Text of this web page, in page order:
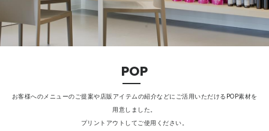
POP
お客様へのメニューのご提案や店販アイテムの紹介などにご活用いただけるPOP素材を
用意しました。
プリントアウトしてご使用ください。
COMPANY
RECRUIT
CONTACT